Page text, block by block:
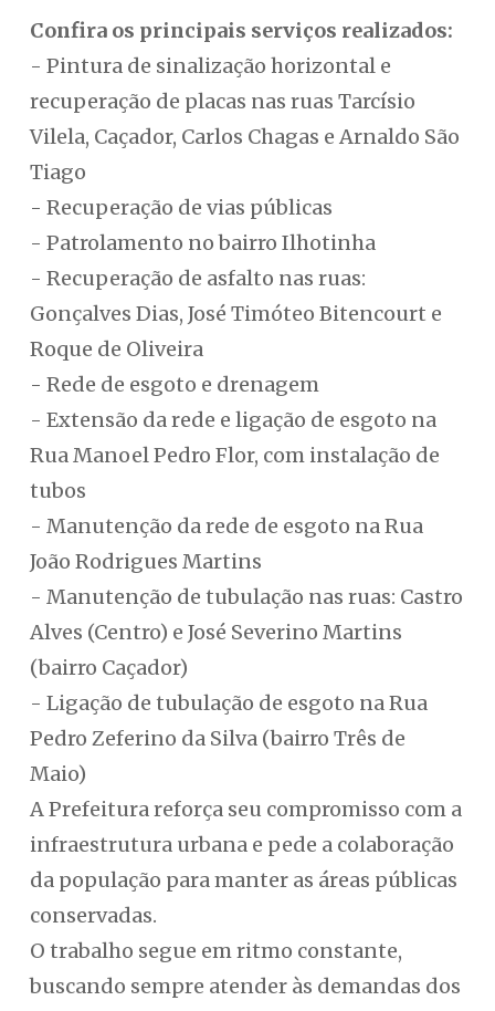
Confira os principais serviços realizados:
- Pintura de sinalização horizontal e
recuperação de placas nas ruas Tarcísio
Vilela, Caçador, Carlos Chagas e Arnaldo São
Tiago
- Recuperação de vias públicas
- Patrolamento no bairro Ilhotinha
- Recuperação de asfalto nas ruas:
Gonçalves Dias, José Timóteo Bitencourt e
Roque de Oliveira
- Rede de esgoto e drenagem
- Extensão da rede e ligação de esgoto na
Rua Manoel Pedro Flor, com instalação de
tubos
- Manutenção da rede de esgoto na Rua
João Rodrigues Martins
- Manutenção de tubulação nas ruas: Castro
Alves (Centro) e José Severino Martins
(bairro Caçador)
- Ligação de tubulação de esgoto na Rua
Pedro Zeferino da Silva (bairro Três de
Maio)
A Prefeitura reforça seu compromisso com a
infraestrutura urbana e pede a colaboração
da população para manter as áreas públicas
conservadas.
O trabalho segue em ritmo constante,
buscando sempre atender às demandas dos